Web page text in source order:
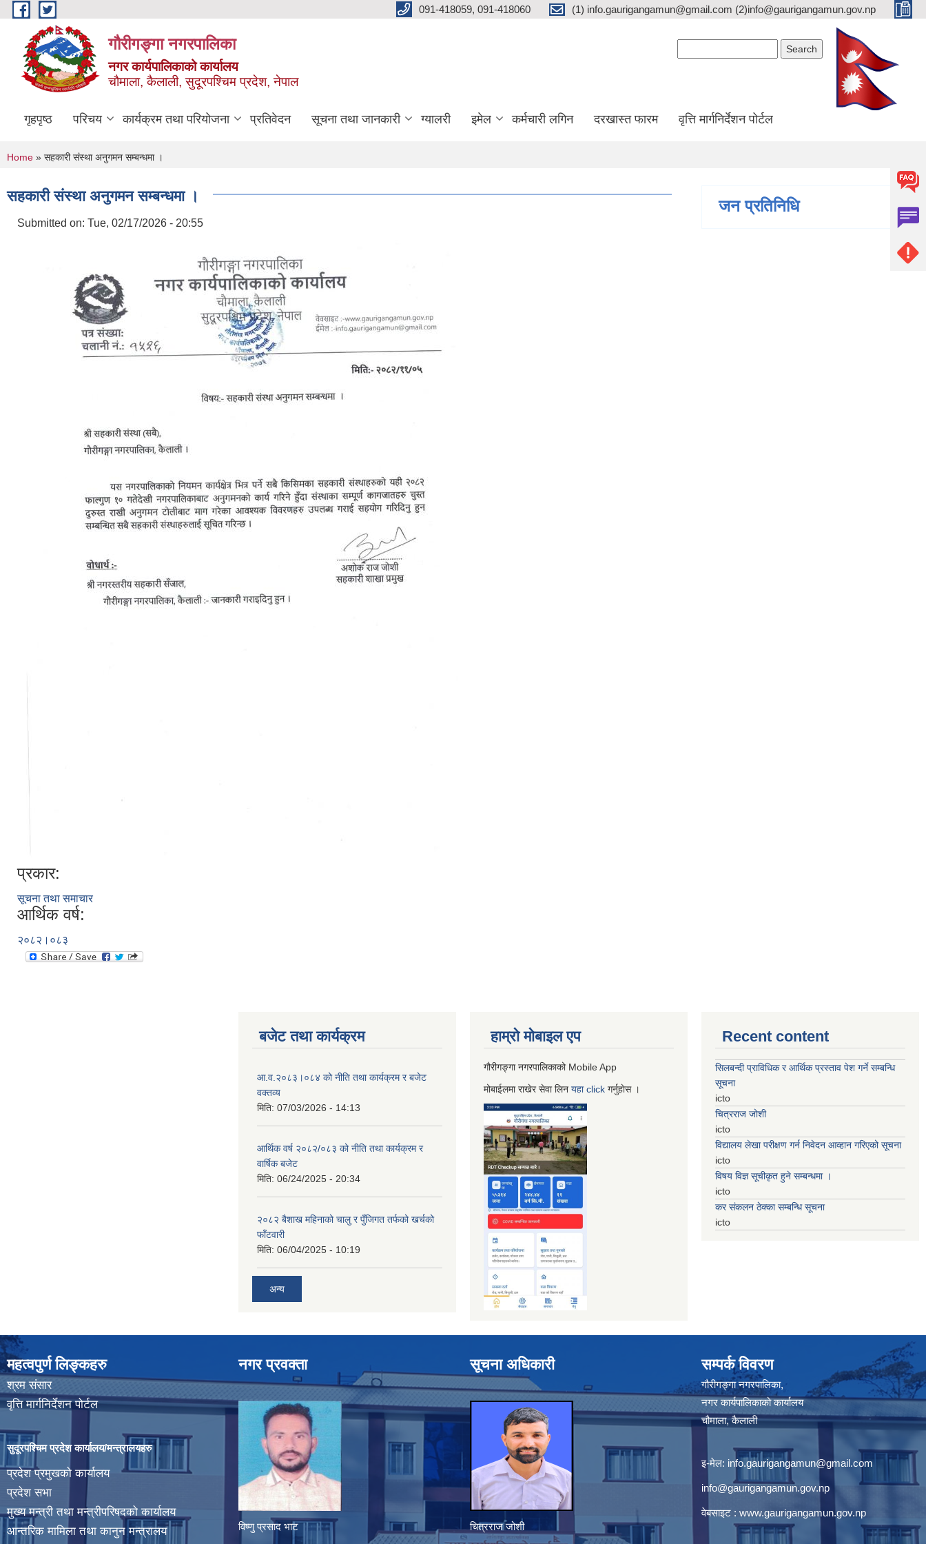
Skip to main content 091-418059, 091-418060 (1) info.gaurigangamun@gmail.com (2)info@gaurigangamun.gov.np
गौरीगङ्गा नगरपालिका
नगर कार्यपालिकाको कार्यालय
चौमाला, कैलाली, सुदूरपश्चिम प्रदेश, नेपाल
गृहपृष्ठ परिचय कार्यक्रम तथा परियोजना प्रतिवेदन सूचना तथा जानकारी ग्यालरी इमेल कर्मचारी लगिन दरखास्त फारम वृत्ति मार्गनिर्देशन पोर्टल
You are here
Home » सहकारी संस्था अनुगमन सम्बन्धमा ।
सहकारी संस्था अनुगमन सम्बन्धमा ।
Submitted on: Tue, 02/17/2026 - 20:55
प्रकार:
सूचना तथा समाचार
आर्थिक वर्ष:
२०८२।०८३
जन प्रतिनिधि
बजेट तथा कार्यक्रम
आ.व.२०८३।०८४ को नीति तथा कार्यक्रम र बजेट
वक्तव्य
मिति: 07/03/2026 - 14:13
आर्थिक वर्ष २०८२/०८३ को नीति तथा कार्यक्रम र
वार्षिक बजेट
मिति: 06/24/2025 - 20:34
२०८२ बैशाख महिनाको चालु र पुँजिगत तर्फको खर्चको
फाँटवारी
मिति: 06/04/2025 - 10:19
अन्य
हाम्रो माेबाइल एप
गौरीगङ्गा नगरपालिकाको Mobile App
मोबाईलमा राखेर सेवा लिन यहाclick गर्नुहाेस ।
Recent content
सिलबन्दी प्राविधिक र आर्थिक प्रस्ताव पेश गर्ने सम्बन्धि
सूचना
icto
चित्रराज जोशी
icto
विद्यालय लेखा परीक्षण गर्न निवेदन आव्हान गरिएको सूचना
icto
विषय विज्ञ सूचीकृत हुने सम्बन्धमा ।
icto
कर संकलन ठेक्का सम्बन्धि सूचना
icto
महत्वपुर्ण लिङ्कहरु
श्रम संसार
वृत्ति मार्गनिर्देशन पोर्टल
सुदूरपश्चिम प्रदेश कार्यालय/मन्त्रालयहरु
प्रदेश प्रमुखको कार्यालय
प्रदेश सभा
मुख्य मन्त्री तथा मन्त्रीपरिषदको कार्यालय
आन्तरिक मामिला तथा कानुन मन्त्रालय
नगर प्रवक्ता
विष्णु प्रसाद भाट
सूचना अधिकारी
चित्रराज जोशी
सम्पर्क विवरण
गौरीगङ्गा नगरपालिका,
नगर कार्यपालिकाको कार्यालय
चौमाला, कैलाली
इ-मेल: info.gaurigangamun@gmail.com
info@gaurigangamun.gov.np
वेबसाइट : www.gaurigangamun.gov.np